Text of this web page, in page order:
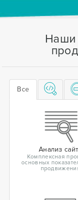
Наши
Все
Анализ
Комплексная
основных